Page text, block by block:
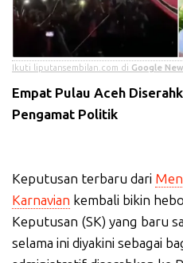
Ikuti liputansembilan.com di Google
Empat Pulau Aceh
Pengamat Politik
Keputusan terbaru dari
Karnavian kembali bikin
Keputusan (SK) yang baru
selama ini diyakini sebagai